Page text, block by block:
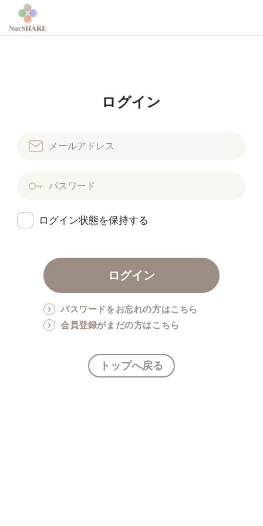
ログイン
ログイン状態を保持する
パスワードをお忘れの方はこちら
会員登録がまだの方はこちら
トップへ戻る